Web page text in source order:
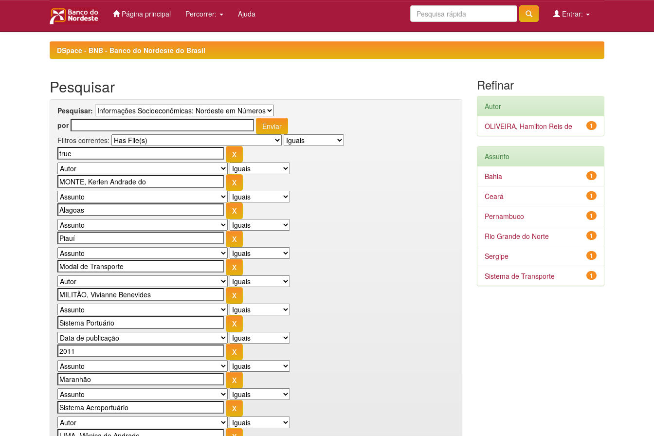
Página principal Percorrer: Ajuda Entrar:
DSpace - BNB - Banco do Nordeste do Brasil
Pesquisar
Pesquisar:
por
Filtros correntes:
Refinar
Autor
1
OLIVEIRA, Hamilton Reis de
Assunto
1
Bahia
1
Ceará
1
Pernambuco
1
Rio Grande do Norte
1
Sergipe
1
Sistema de Transporte